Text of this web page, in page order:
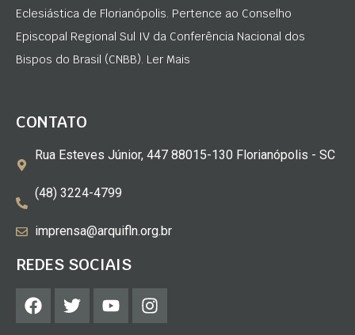
Eclesiástica de Florianópolis. Pertence ao Conselho
Episcopal Regional Sul IV da Conferência Nacional dos
Bispos do Brasil (CNBB). Ler Mais
CONTATO
Rua Esteves Júnior, 447 88015-130 Florianópolis - SC
(48) 3224-4799
imprensa@arquifln.org.br
REDES SOCIAIS